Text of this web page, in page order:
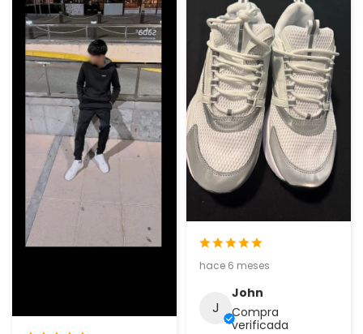
hace 6 meses
J
John
Compra
verificada